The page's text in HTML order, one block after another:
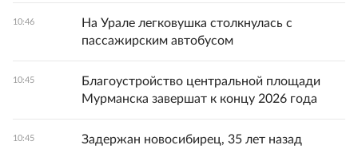
10:46
На Урале легковушка столкнулась с
пассажирским автобусом
10:45
Благоустройство центральной площади
Мурманска завершат к концу 2026 года
10:45
Задержан новосибирец, 35 лет назад